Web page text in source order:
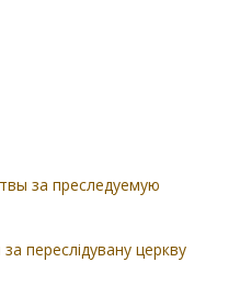
за преследуемую
переслідувану церкву